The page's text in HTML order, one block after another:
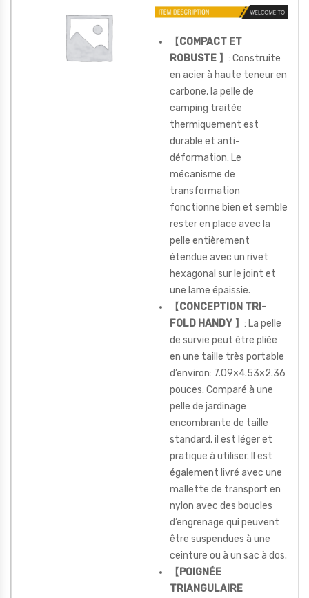
【COMPACT ET
ROBUSTE 】 : Construite
en acier à haute teneur en
carbone, la pelle de
camping traitée
thermiquement est
durable et anti-
déformation. Le
mécanisme de
transformation
fonctionne bien et semble
rester en place avec la
pelle entièrement
étendue avec un rivet
hexagonal sur le joint et
une lame épaissie.
【CONCEPTION TRI-
FOLD HANDY 】 : La pelle
de survie peut être pliée
en une taille très portable
d’environ: 7.09×4.53×2.36
pouces. Comparé à une
pelle de jardinage
encombrante de taille
standard, il est léger et
pratique à utiliser. Il est
également livré avec une
mallette de transport en
nylon avec des boucles
d’engrenage qui peuvent
être suspendues à une
ceinture ou à un sac à dos.
【POIGNÉE
TRIANGULAIRE